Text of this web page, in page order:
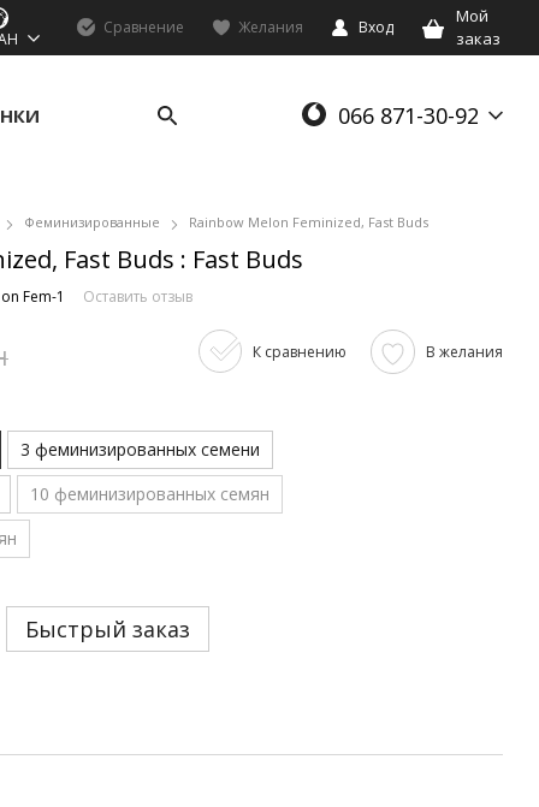
Сравнение Желания Вход
Мой
заказ
066 871-30-92
Феминизированные Rainbow Melon Feminized, Fast Buds
Fast Buds : Fast Buds
Fem-1 Оставить отзыв
К сравнению В желания
3 феминизированных семени
10 феминизированных семян
Быстрый заказ